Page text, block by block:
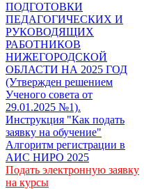
ПОДГОТОВКИ
ПЕДАГОГИЧЕСКИХ И
РУКОВОДЯЩИХ
РАБОТНИКОВ
НИЖЕГОРОДСКОЙ
ОБЛАСТИ НА 2025 ГОД
(Утвержден решением
Ученого совета от
29.01.2025 №1).
Инструкция "Как подать
заявку на обучение"
Алгоритм регистрации в
АИС НИРО 2025
Подать электронную заявку
на курсы